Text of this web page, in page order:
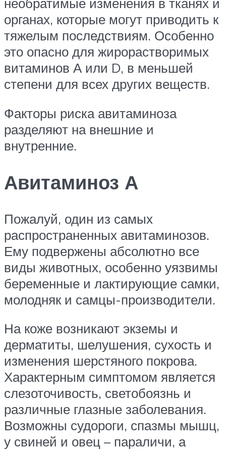
органах, которые могут приводить к
тяжелым последствиям. Особенно
это опасно для жирорастворимых
витаминов А или D, в меньшей
степени для всех других веществ.
Факторы риска авитаминоза
разделяют на внешние и
внутренние.
Авитаминоз А
Пожалуй, один из самых
распространенных авитаминозов.
Ему подвержены абсолютно все
виды животных, особенно уязвимы
беременные и лактирующие самки,
молодняк и самцы-производители.
На коже возникают экземы и
дерматиты, шелушения, сухость и
изменения шерстяного покрова.
Характерным симптомом является
слезоточивость, светобоязнь и
различные глазные заболевания.
Возможны судороги, спазмы мышц,
у свиней и овец – параличи, а